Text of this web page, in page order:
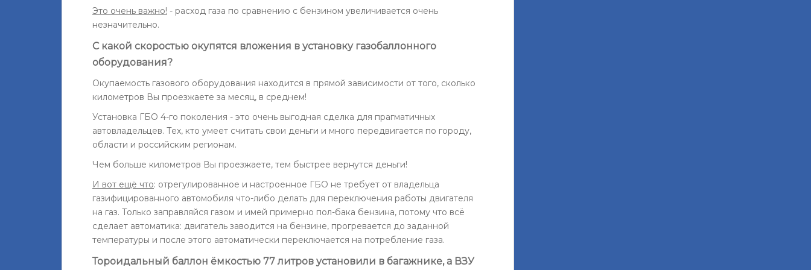
Это очень важно! - расход газа по сравнению с бензином увеличивается очень
незначительно.
С какой скоростью окупятся вложения в установку газобаллонного
оборудования?
Окупаемость газового оборудования находится в прямой зависимости от того, сколько
километров Вы проезжаете за месяц, в среднем!
Установка ГБО 4-го поколения - это очень выгодная сделка для прагматичных
автовладельцев. Тех, кто умеет считать свои деньги и много передвигается по городу,
области и российским регионам.
Чем больше километров Вы проезжаете, тем быстрее вернутся деньги!
И вот ещё что: отрегулированное и настроенное ГБО не требует от владельца
газифицированного автомобиля что-либо делать для переключения работы двигателя
на газ. Только заправляйся газом и имей примерно пол-бака бензина, потому что всё
сделает автоматика: двигатель заводится на бензине, прогревается до заданной
температуры и после этого автоматически переключается на потребление газа.
Тороидальный баллон ёмкостью 77 литров установили в багажнике, а ВЗУ